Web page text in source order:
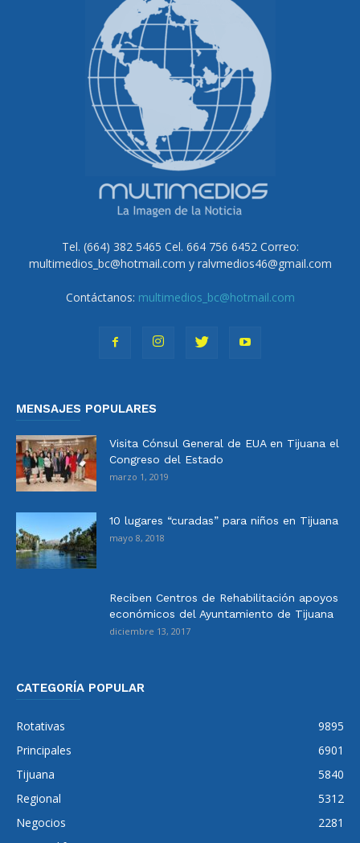
Tel. (664) 382 5465 Cel. 664 756 6452 Correo:
multimedios_bc@hotmail.com y ralvmedios46@gmail.com
Contáctanos: multimedios_bc@hotmail.com
MENSAJES POPULARES
Visita Cónsul General de EUA en Tijuana el
Congreso del Estado
marzo 1, 2019
10 lugares “curadas” para niños en Tijuana
mayo 8, 2018
Reciben Centros de Rehabilitación apoyos
económicos del Ayuntamiento de Tijuana
diciembre 13, 2017
CATEGORÍA POPULAR
Rotativas
9895
Principales
6901
Tijuana
5840
Regional
5312
Negocios
2281